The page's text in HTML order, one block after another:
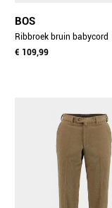
BOS
Ribbroek bruin babycord
110.29220/65
€ 109,99